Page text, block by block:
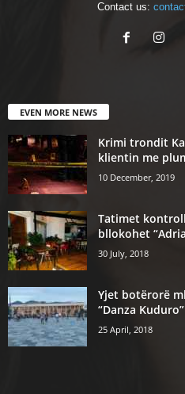
Contact us:
EVEN MORE NEWS
Krimi trondit
klientin me
10 December, 2019
Tatimet
bllokohet
30 July, 2018
Yjet botërorë
“Danza
25 April, 2018